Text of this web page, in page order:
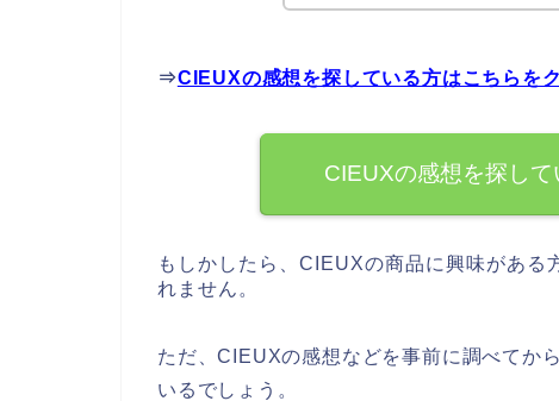
⇒CIEUXの感想を探している方はこちらを
CIEUXの感想を探し
もしかしたら、CIEUXの商品に興味がある
れません。
ただ、CIEUXの感想などを事前に調べてか
いるでしょう。